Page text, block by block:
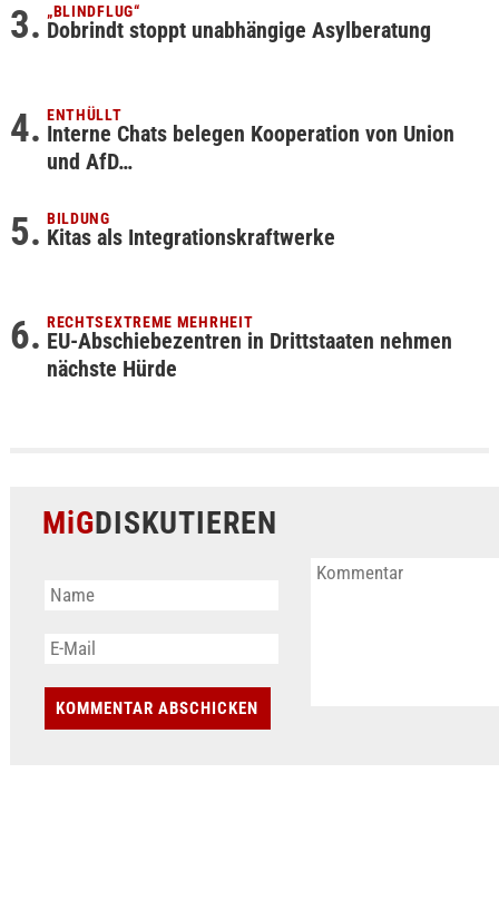
„BLINDFLUG“
Dobrindt stoppt unabhängige Asylberatung
ENTHÜLLT
Interne Chats belegen Kooperation von Union
und AfD…
BILDUNG
Kitas als Integrationskraftwerke
RECHTSEXTREME MEHRHEIT
EU-Abschiebezentren in Drittstaaten nehmen
nächste Hürde
MiGDISKUTIEREN